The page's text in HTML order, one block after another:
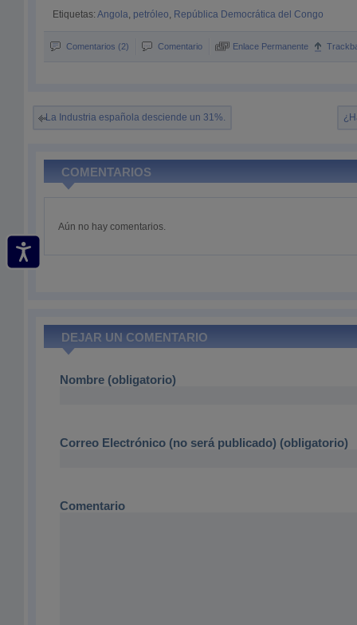
Etiquetas: Angola, petróleo, República Democrática del Congo
Comentarios (2) Comentario Enlace Permanente
La Industria española desciende un 31%.
COMENTARIOS
Aún no hay comentarios.
DEJAR UN COMENTARIO
Nombre (obligatorio)
Correo Electrónico (no será publicado) (obligatorio)
Comentario